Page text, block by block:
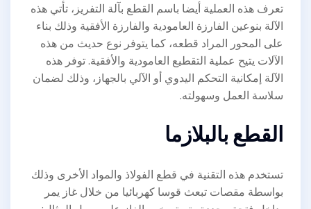
تعرف هذه العملية أيضا باسم القطع بآلة التفريز، تأتي هذه
الآلة بنوعين الفارزة العامودية والفارزة الأفقية وذلك بناء
على المحور المراد قطعه، كما يتوفر نوع حديث من هذه
الآلات يتيح عملية التقطيع العامودية والأفقية. توفر هذه
الآلة إمكانية التحكم اليدوي أو الآلي بالجهاز، وذلك لضمان
سلاسة العمل وسهولته.
القطع بالبلازما
تستخدم هذه التقنية في قطع الفولاذ والمواد الأخرى وذلك
بواسطة مقصات تبعث قوسا كهربائيا من خلال غاز يمر